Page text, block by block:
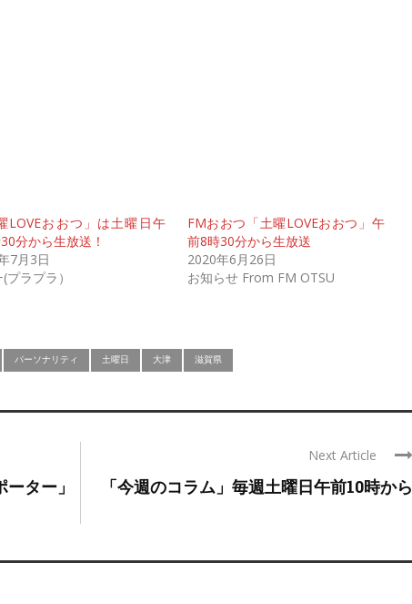
LOVEおおつ」は土曜日午
分から生放送！
7月3日
プラプラ）
FMおおつ「土曜LOVEおおつ」午
前8時30分から生放送
2020年6月26日
お知らせ From FM OTSU
パーソナリティ 土曜日 大津 滋賀県
ター」
Next Article
「今週のコラム」毎週土曜日午前10時から